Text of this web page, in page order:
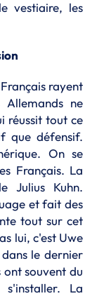
vestiaire, les
rayent
ne
réussit tout ce
que défensif.
On se
Français. La
Julius Kuhn.
et fait des
tout sur cet
lui, c'est Uwe
le dernier
souvent du
La